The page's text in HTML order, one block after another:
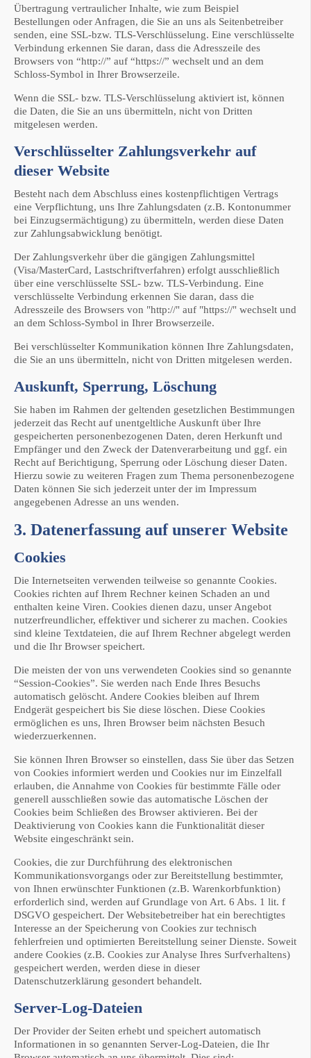
Übertragung vertraulicher Inhalte, wie zum Beispiel
Bestellungen oder Anfragen, die Sie an uns als Seitenbetreiber
senden, eine SSL-bzw. TLS-Verschlüsselung. Eine verschlüsselte
Verbindung erkennen Sie daran, dass die Adresszeile des
Browsers von “http://” auf “https://” wechselt und an dem
Schloss-Symbol in Ihrer Browserzeile.
Wenn die SSL- bzw. TLS-Verschlüsselung aktiviert ist, können
die Daten, die Sie an uns übermitteln, nicht von Dritten
mitgelesen werden.
Verschlüsselter Zahlungsverkehr auf
dieser Website
Besteht nach dem Abschluss eines kostenpflichtigen Vertrags
eine Verpflichtung, uns Ihre Zahlungsdaten (z.B. Kontonummer
bei Einzugsermächtigung) zu übermitteln, werden diese Daten
zur Zahlungsabwicklung benötigt.
Der Zahlungsverkehr über die gängigen Zahlungsmittel
(Visa/MasterCard, Lastschriftverfahren) erfolgt ausschließlich
über eine verschlüsselte SSL- bzw. TLS-Verbindung. Eine
verschlüsselte Verbindung erkennen Sie daran, dass die
Adresszeile des Browsers von "http://" auf "https://" wechselt und
an dem Schloss-Symbol in Ihrer Browserzeile.
Bei verschlüsselter Kommunikation können Ihre Zahlungsdaten,
die Sie an uns übermitteln, nicht von Dritten mitgelesen werden.
Auskunft, Sperrung, Löschung
Sie haben im Rahmen der geltenden gesetzlichen Bestimmungen
jederzeit das Recht auf unentgeltliche Auskunft über Ihre
gespeicherten personenbezogenen Daten, deren Herkunft und
Empfänger und den Zweck der Datenverarbeitung und ggf. ein
Recht auf Berichtigung, Sperrung oder Löschung dieser Daten.
Hierzu sowie zu weiteren Fragen zum Thema personenbezogene
Daten können Sie sich jederzeit unter der im Impressum
angegebenen Adresse an uns wenden.
3. Datenerfassung auf unserer Website
Cookies
Die Internetseiten verwenden teilweise so genannte Cookies.
Cookies richten auf Ihrem Rechner keinen Schaden an und
enthalten keine Viren. Cookies dienen dazu, unser Angebot
nutzerfreundlicher, effektiver und sicherer zu machen. Cookies
sind kleine Textdateien, die auf Ihrem Rechner abgelegt werden
und die Ihr Browser speichert.
Die meisten der von uns verwendeten Cookies sind so genannte
“Session-Cookies”. Sie werden nach Ende Ihres Besuchs
automatisch gelöscht. Andere Cookies bleiben auf Ihrem
Endgerät gespeichert bis Sie diese löschen. Diese Cookies
ermöglichen es uns, Ihren Browser beim nächsten Besuch
wiederzuerkennen.
Sie können Ihren Browser so einstellen, dass Sie über das Setzen
von Cookies informiert werden und Cookies nur im Einzelfall
erlauben, die Annahme von Cookies für bestimmte Fälle oder
generell ausschließen sowie das automatische Löschen der
Cookies beim Schließen des Browser aktivieren. Bei der
Deaktivierung von Cookies kann die Funktionalität dieser
Website eingeschränkt sein.
Cookies, die zur Durchführung des elektronischen
Kommunikationsvorgangs oder zur Bereitstellung bestimmter,
von Ihnen erwünschter Funktionen (z.B. Warenkorbfunktion)
erforderlich sind, werden auf Grundlage von Art. 6 Abs. 1 lit. f
DSGVO gespeichert. Der Websitebetreiber hat ein berechtigtes
Interesse an der Speicherung von Cookies zur technisch
fehlerfreien und optimierten Bereitstellung seiner Dienste. Soweit
andere Cookies (z.B. Cookies zur Analyse Ihres Surfverhaltens)
gespeichert werden, werden diese in dieser
Datenschutzerklärung gesondert behandelt.
Server-Log-Dateien
Der Provider der Seiten erhebt und speichert automatisch
Informationen in so genannten Server-Log-Dateien, die Ihr